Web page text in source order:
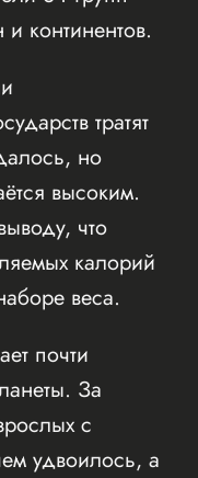
континентов.
тратят
но
высоким.
что
калорий
веса.
почти
За
с
удвоилось, а